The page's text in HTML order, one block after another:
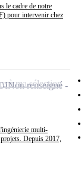
le cadre de notre
pour intervenir chez
multi-
Depuis 2017,
Non renseigné
à ma sélection